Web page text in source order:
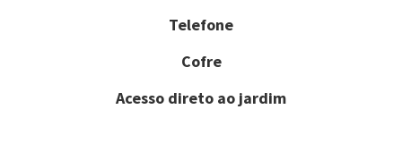
Telefone
Cofre
Acesso direto ao jardim